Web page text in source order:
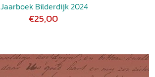
Jaarboek Bilderdijk 2024
€25,00